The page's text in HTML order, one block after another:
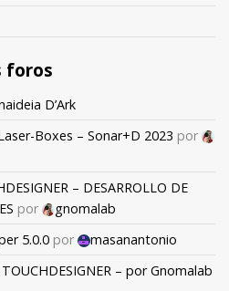
foros
D’Ark
Boxes – Sonar+D 2023 por
– DESARROLLO DE
por
gnomalab
5.0.0 por
masanantonio
– por Gnomalab